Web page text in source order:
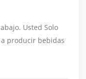
Usted Solo
producir bebidas